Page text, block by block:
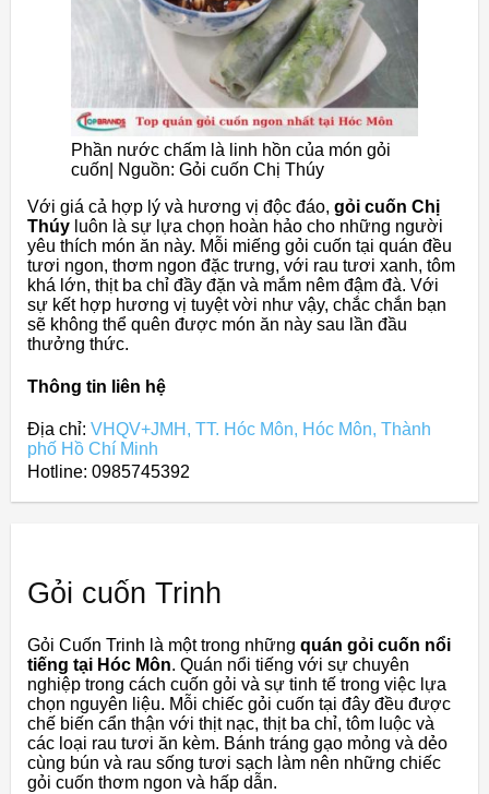
Phần nước chấm là linh hồn của món gỏi
cuốn| Nguồn: Gỏi cuốn Chị Thúy
Với giá cả hợp lý và hương vị độc đáo, gỏi cuốn Chị
Thúy luôn là sự lựa chọn hoàn hảo cho những người
yêu thích món ăn này. Mỗi miếng gỏi cuốn tại quán đều
tươi ngon, thơm ngon đặc trưng, với rau tươi xanh, tôm
khá lớn, thịt ba chỉ đầy đặn và mắm nêm đậm đà. Với
sự kết hợp hương vị tuyệt vời như vậy, chắc chắn bạn
sẽ không thể quên được món ăn này sau lần đầu
thưởng thức.
Thông tin liên hệ
Địa chỉ: VHQV+JMH, TT. Hóc Môn, Hóc Môn, Thành
phố Hồ Chí Minh
Hotline: 0985745392
Gỏi cuốn Trinh
Gỏi Cuốn Trinh là một trong những quán gỏi cuốn nổi
tiếng tại Hóc Môn. Quán nổi tiếng với sự chuyên
nghiệp trong cách cuốn gỏi và sự tinh tế trong việc lựa
chọn nguyên liệu. Mỗi chiếc gỏi cuốn tại đây đều được
chế biến cẩn thận với thịt nạc, thịt ba chỉ, tôm luộc và
các loại rau tươi ăn kèm. Bánh tráng gạo mỏng và dẻo
cùng bún và rau sống tươi sạch làm nên những chiếc
gỏi cuốn thơm ngon và hấp dẫn.